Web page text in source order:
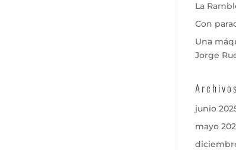
La
Con
Una
Jorge
Archivos
junio
mayo